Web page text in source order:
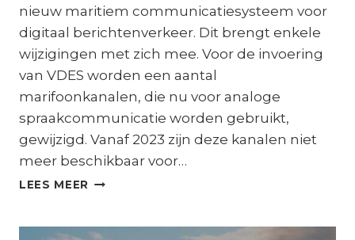
nieuw maritiem communicatiesysteem voor
digitaal berichtenverkeer. Dit brengt enkele
wijzigingen met zich mee. Voor de invoering
van VDES worden een aantal
marifoonkanalen, die nu voor analoge
spraakcommunicatie worden gebruikt,
gewijzigd. Vanaf 2023 zijn deze kanalen niet
meer beschikbaar voor…
LEES MEER WIJZIGINGEN
KANALEN: